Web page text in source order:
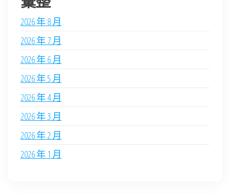
2026 年 8 月
2026 年 7 月
2026 年 6 月
2026 年 5 月
2026 年 4 月
2026 年 3 月
2026 年 2 月
2026 年 1 月